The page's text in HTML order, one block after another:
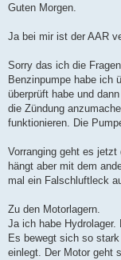
i
a
Guten Morgen.
Ja bei mir ist der AAR
Sorry das ich die
Benzinpumpe habe ich
überprüft habe und
die Zündung
funktionieren. Die
Vorranging geht es
hängt aber mit dem
mal ein Falschluftleck
Zu den Motorlagern.
Ja ich habe
Es bewegt sich so
einlegt. Der Motor geht